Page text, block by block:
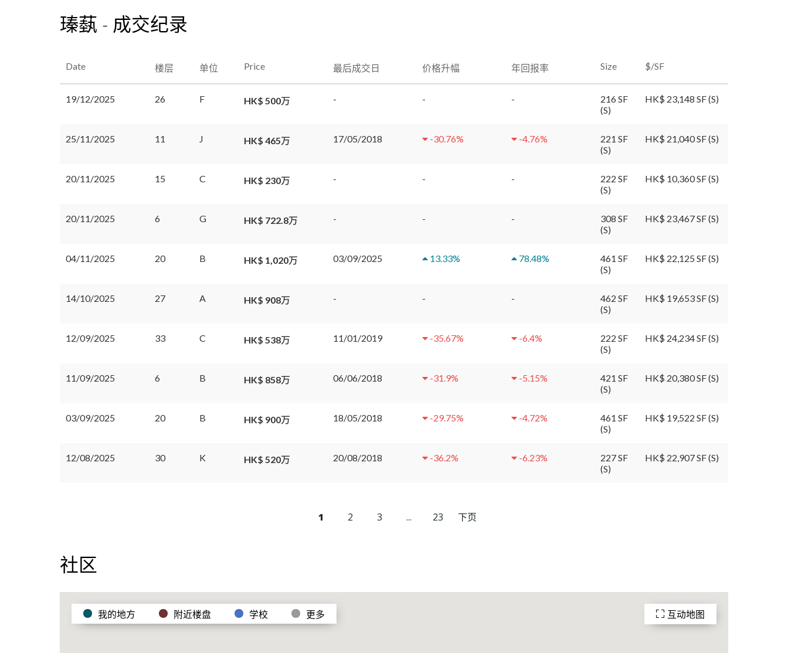
社区
我的地方 附近楼盘 学校 更多 互动地图
瑧蓺 - 成交纪录
Date 楼层 单位 Price 最后成交日 价格升幅 年回报率 Size $/SF
19/12/2025 26 F HK$ 500万 - - -
216 SF
(S)
HK$ 23,148 SF (S)
25/11/2025 11 J HK$ 465万 17/05/2018 -30.76% -4.76%
221 SF
(S)
HK$ 21,040 SF (S)
20/11/2025 15 C HK$ 230万 - - -
222 SF
(S)
HK$ 10,360 SF (S)
20/11/2025 6 G HK$ 722.8万 - - -
308 SF
(S)
HK$ 23,467 SF (S)
04/11/2025 20 B HK$ 1,020万 03/09/2025 13.33% 78.48%
461 SF
(S)
HK$ 22,125 SF (S)
14/10/2025 27 A HK$ 908万 - - -
462 SF
(S)
HK$ 19,653 SF (S)
12/09/2025 33 C HK$ 538万 11/01/2019 -35.67% -6.4%
222 SF
(S)
HK$ 24,234 SF (S)
11/09/2025 6 B HK$ 858万 06/06/2018 -31.9% -5.15%
421 SF
(S)
HK$ 20,380 SF (S)
03/09/2025 20 B HK$ 900万 18/05/2018 -29.75% -4.72%
461 SF
(S)
HK$ 19,522 SF (S)
12/08/2025 30 K HK$ 520万 20/08/2018 -36.2% -6.23%
227 SF
(S)
HK$ 22,907 SF (S)
1 2 3 ... 23 下页